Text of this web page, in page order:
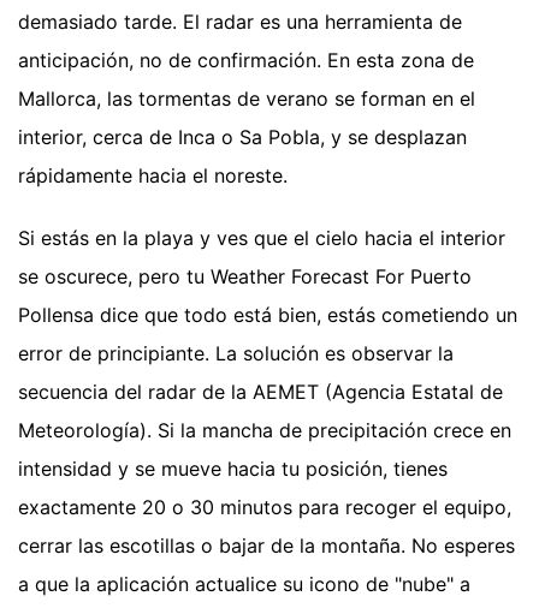
demasiado tarde. El radar es una herramienta de
anticipación, no de confirmación. En esta zona de
Mallorca, las tormentas de verano se forman en el
interior, cerca de Inca o Sa Pobla, y se desplazan
rápidamente hacia el noreste.
Si estás en la playa y ves que el cielo hacia el interior
se oscurece, pero tu Weather Forecast For Puerto
Pollensa dice que todo está bien, estás cometiendo un
error de principiante. La solución es observar la
secuencia del radar de la AEMET (Agencia Estatal de
Meteorología). Si la mancha de precipitación crece en
intensidad y se mueve hacia tu posición, tienes
exactamente 20 o 30 minutos para recoger el equipo,
cerrar las escotillas o bajar de la montaña. No esperes
a que la aplicación actualice su icono de "nube" a